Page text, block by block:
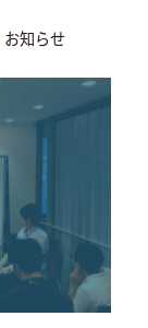
ゴリー
お知らせ